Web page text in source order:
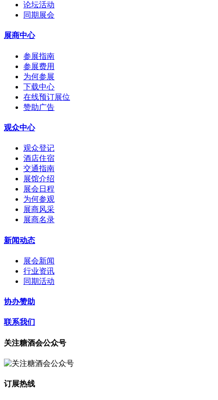
论坛活动
同期展会
展商中心
参展指南
参展费用
为何参展
下载中心
在线预订展位
赞助广告
观众中心
观众登记
酒店住宿
交通指南
展馆介绍
展会日程
为何参观
展商风采
展商名录
新闻动态
展会新闻
行业资讯
同期活动
协办赞助
联系我们
关注糖酒会公众号
订展热线